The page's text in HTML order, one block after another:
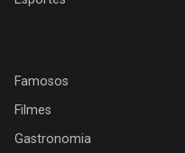
Famosos
Filmes
Gastronomia